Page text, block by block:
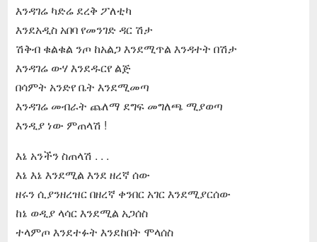
እንዳገሬ ካድሬ ደረቅ ፖለቲካ
እንደአዲስ አበባ የመንገድ ዳር ሽታ
ሽቅብ ቁልቁል ንጦ ከአልጋ እንደሚጥል እንዳተት በሽታ
እንዳገሬ ውሃ እንደዱርየ ልጅ
በሳምት አንድየ ቤት እንደሚመጣ
እንዳገሬ መብራት ጨለማ ደግፍ መግለጫ ሚያወጣ
እንዲያ ነው ምጠላሽ !
እኔ አንችን ስጠላሽ . . .
እኔ እኔ እንደሚል እንደ ዘረኛ ሰው
ዘሩን ሲያንዘረዝር በዘረኛ ቀንበር አገር እንደሚያርሰው
ከኔ ወዲያ ላሳር እንደሚል አጋሰስ
ተላምጦ እንደተፉት እንደከበት ሞላሰስ